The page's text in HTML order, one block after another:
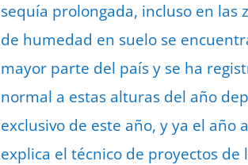
sequía prolongada, incluso en las
de humedad en suelo se
mayor parte del país y se ha
normal a estas alturas del año
exclusivo de este año, y ya el
explica el técnico de proyectos